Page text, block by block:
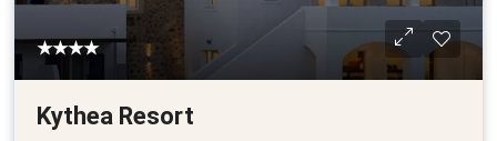
★★★★
Kythea Resort